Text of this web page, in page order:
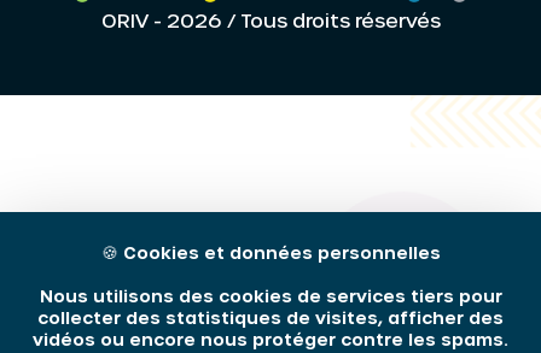
ORIV - 2026 / Tous droits réservés
🍪 Cookies et données personnelles
Nous utilisons des cookies de services tiers pour
collecter des statistiques de visites, afficher des
vidéos ou encore nous protéger contre les spams.